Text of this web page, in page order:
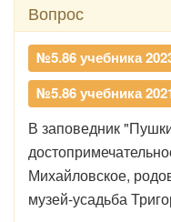
Вопрос
№5.86 учебника
№5.86 учебника
В заповедник
Михайловское,
музей-усадьба